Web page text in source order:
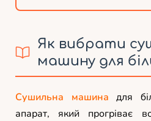
Як вибрати
машину для
Сушильна машина для
апарат, який прогріває